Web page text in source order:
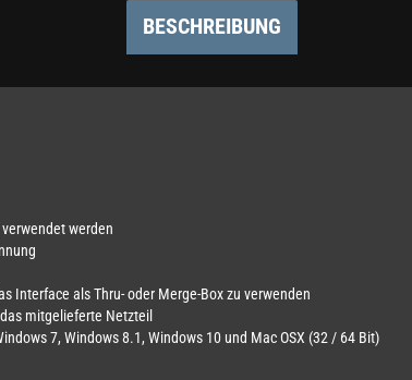
BESCHREIBUNG
werden
Interface als Thru- oder Merge-Box zu verwenden
mitgelieferte Netzteil
7, Windows 8.1, Windows 10 und Mac OSX (32 / 64 Bit)